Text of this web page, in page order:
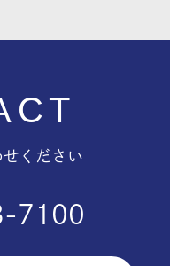
ください
7100